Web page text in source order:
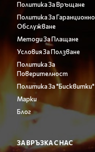
Политика За Връщане
Политика За Гаранционно
Обслужване
Методи За Плащане
Условия За Ползване
Политика За
Поверителност
Политика За "Бисквитки"
Марки
Блог
ЗА ВРЪЗКА С НАС